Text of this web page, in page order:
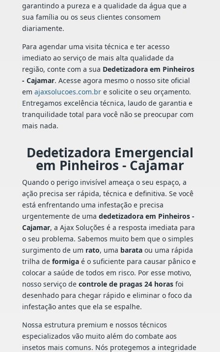
garantindo a pureza e a qualidade da água que a
sua família ou os seus clientes consomem
diariamente.
Para agendar uma visita técnica e ter acesso
imediato ao serviço de mais alta qualidade da
região, conte com a sua Dedetizadora em Pinheiros
- Cajamar. Acesse agora mesmo o nosso site oficial
em ajaxsolucoes.com.bre solicite o seu orçamento.
Entregamos excelência técnica, laudo de garantia e
tranquilidade total para você não se preocupar com
mais nada.
Dedetizadora Emergencial
em Pinheiros - Cajamar
Quando o perigo invisível ameaça o seu espaço, a
ação precisa ser rápida, técnica e definitiva. Se você
está enfrentando uma infestação e precisa
urgentemente de uma dedetizadora em Pinheiros -
Cajamar, a Ajax Soluções é a resposta imediata para
o seu problema. Sabemos muito bem que o simples
surgimento de um rato, uma barataou uma rápida
trilha de formigaé o suficiente para causar pânico e
colocar a saúde de todos em risco. Por esse motivo,
nosso serviço de controle de pragas 24 horasfoi
desenhado para chegar rápido e eliminar o foco da
infestação antes que ela se espalhe.
Nossa estrutura premium e nossos técnicos
especializados vão muito além do combate aos
insetos mais comuns. Nós protegemos a integridade